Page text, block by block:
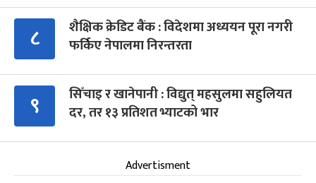
८
शैक्षिक क्रेडिट बैंक : विदेशमा अध्ययन पूरा नगरी
फर्किए नेपालमा निरन्तरता
९
सिँचाइ र खानेपानी : विद्युत् महसुलमा सहुलियत
दर, तर १३ प्रतिशत भ्याटको भार
Advertisment